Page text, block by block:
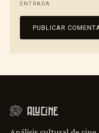
ENTRADA.